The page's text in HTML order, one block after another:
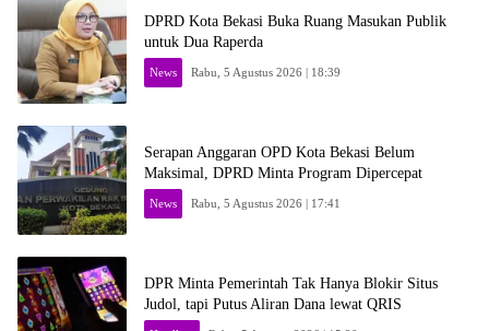
DPRD Kota Bekasi Buka Ruang Masukan Publik
untuk Dua Raperda
News Rabu, 5 Agustus 2026 | 18:39
Serapan Anggaran OPD Kota Bekasi Belum
Maksimal, DPRD Minta Program Dipercepat
News Rabu, 5 Agustus 2026 | 17:41
DPR Minta Pemerintah Tak Hanya Blokir Situs
Judol, tapi Putus Aliran Dana lewat QRIS